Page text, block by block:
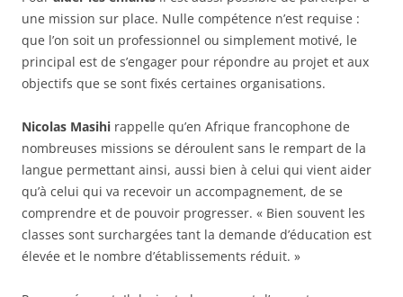
une mission sur place. Nulle compétence n’est requise :
que l’on soit un professionnel ou simplement motivé, le
principal est de s’engager pour répondre au projet et aux
objectifs que se sont fixés certaines organisations.
Nicolas Masihi rappelle qu’en Afrique francophone de
nombreuses missions se déroulent sans le rempart de la
langue permettant ainsi, aussi bien à celui qui vient aider
qu’à celui qui va recevoir un accompagnement, de se
comprendre et de pouvoir progresser. « Bien souvent les
classes sont surchargées tant la demande d’éducation est
élevée et le nombre d’établissements réduit. »